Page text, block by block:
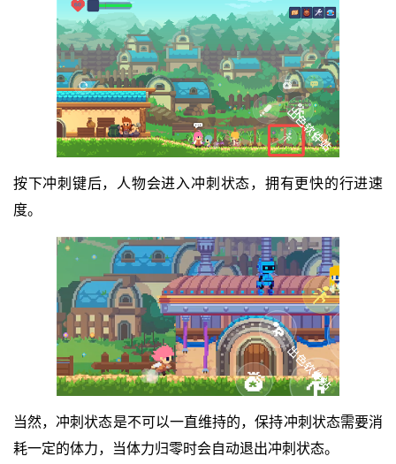
按下冲刺键后，人物会进入冲刺状态，拥有更快的行进速
度。
当然，冲刺状态是不可以一直维持的，保持冲刺状态需要消
耗一定的体力，当体力归零时会自动退出冲刺状态。